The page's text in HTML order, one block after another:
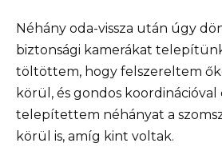
Néhány oda-vissza után úgy
biztonsági kamerákat
töltöttem, hogy felszereltem
körül, és gondos
telepítettem néhányat a
körül is, amíg kint voltak.